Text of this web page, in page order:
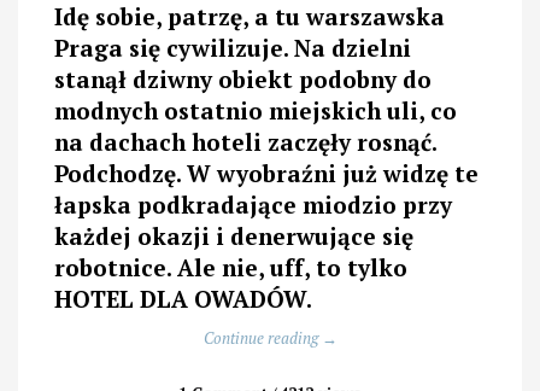
Idę sobie, patrzę, a tu warszawska
Praga się cywilizuje. Na dzielni
stanął dziwny obiekt podobny do
modnych ostatnio miejskich uli, co
na dachach hoteli zaczęły rosnąć.
Podchodzę. W wyobraźni już widzę te
łapska podkradające miodzio przy
każdej okazji i denerwujące się
robotnice. Ale nie, uff, to tylko
HOTEL DLA OWADÓW.
Continue reading „Zrzuta
→